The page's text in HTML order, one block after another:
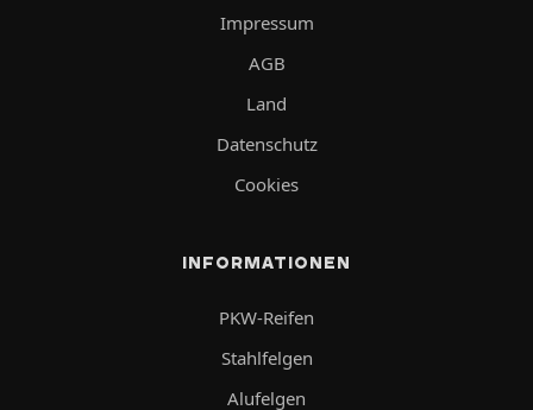
Impressum
AGB
Land
Datenschutz
Cookies
INFORMATIONEN
PKW-Reifen
Stahlfelgen
Alufelgen